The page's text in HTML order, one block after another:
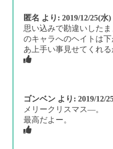
匿名 より: 2019/12/25(水
思い込みで勘違いした
のキャラへのヘイトは
あ上手い事見せてくれる
ゴンベン より: 2019/12/
メリークリスマス―。
最高だよー。